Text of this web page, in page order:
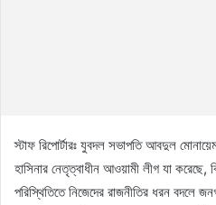
স্টাফ রিপোর্টারঃ যুবদল সভাপতি আবদুল
হাসিনার নেতৃত্বাধীন আওয়ামী লীগ যা করেছে,
পরিস্থিতিতে নিজেদের রাজনীতির ধরন বদলে